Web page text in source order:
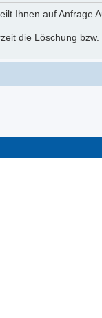
Ihnen auf Anfrage
die Löschung